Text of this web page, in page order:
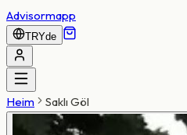
Advisormapp
TRYde
Heim Saklı Göl